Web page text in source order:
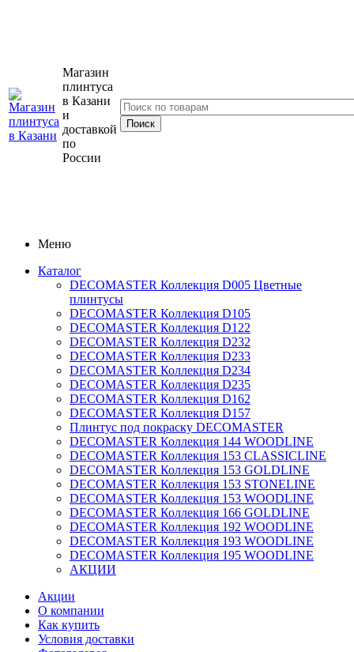
Магазин
плинтуса
в Казани
и
доставкой
по
России
Меню
Каталог
DECOMASTER Коллекция D005 Цветные
плинтусы
DECOMASTER Коллекция D105
DECOMASTER Коллекция D122
DECOMASTER Коллекция D232
DECOMASTER Коллекция D233
DECOMASTER Коллекция D234
DECOMASTER Коллекция D235
DECOMASTER Коллекция D162
DECOMASTER Коллекция D157
Плинтус под покраску DECOMASTER
DECOMASTER Коллекция 144 WOODLINE
DECOMASTER Коллекция 153 CLASSICLINE
DECOMASTER Коллекция 153 GOLDLINE
DECOMASTER Коллекция 153 STONELINE
DECOMASTER Коллекция 153 WOODLINE
DECOMASTER Коллекция 166 GOLDLINE
DECOMASTER Коллекция 192 WOODLINE
DECOMASTER Коллекция 193 WOODLINE
DECOMASTER Коллекция 195 WOODLINE
АКЦИИ
Акции
О компании
Как купить
Условия доставки